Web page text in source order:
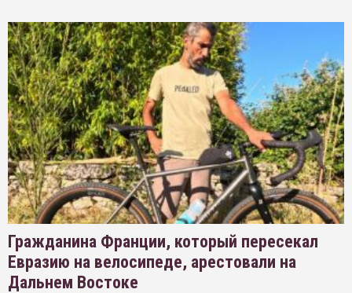
Гражданина Франции, который пересекал
Евразию на велосипеде, арестовали на
Дальнем Востоке